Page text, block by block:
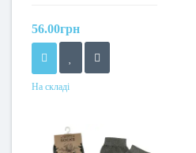
56.00грн
На складі